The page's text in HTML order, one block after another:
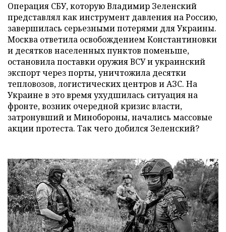
Операция СБУ, которую Владимир Зеленский
представлял как инструмент давления на Россию,
завершилась серьезными потерями для Украины.
Москва ответила освобождением Константиновки
и десятков населенных пунктов поменьше,
остановила поставки оружия ВСУ и украинский
экспорт через порты, уничтожила десятки
тепловозов, логистических центров и АЗС. На
Украине в это время ухудшилась ситуация на
фронте, возник очередной кризис власти,
затронувший и Минобороны, начались массовые
акции протеста. Так чего добился Зеленский?